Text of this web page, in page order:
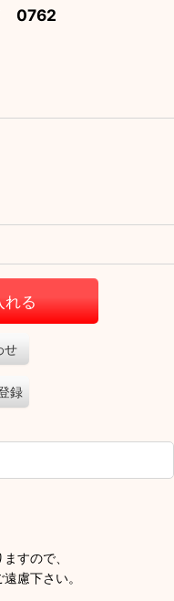
0762
れる
せ
録
すので、
慮下さい。